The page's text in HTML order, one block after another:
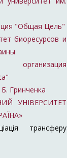
"Общая Цель"
биоресурсов и
Гринченка
УНІВЕРСИТЕТ
трансферу